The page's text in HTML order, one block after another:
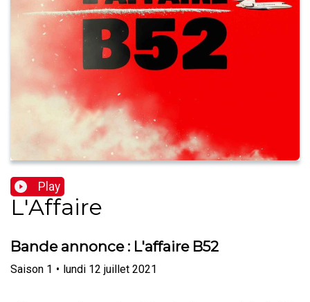
Play
L'Affaire
Bande annonce : L'affaire B52
Saison 1 • lundi 12 juillet 2021